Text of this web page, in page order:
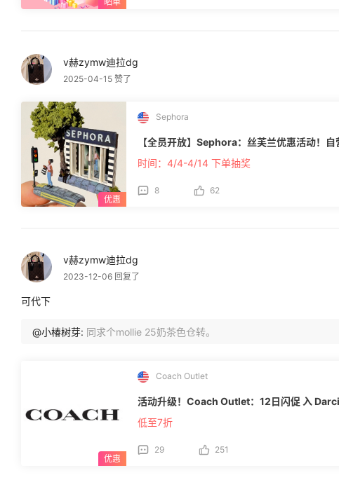
计消费总额须≥$2000），具体以55海淘公布为准；
下过单的跟帖用户领取（以跟到返利为准），且不能
榜单退货退款不予计算在内，禁止无意义刷单，一经
美金奖励均以返利券形式发放，需绑定于发放日之后
群领$7！新老用户皆有礼](https://
v赫zymw迪拉dg
2025-04-15 赞了
Sephora
【全员开放】Sephora：丝芙兰优惠活动！
时间：4/4-4/14 下单抽奖
8 62
v赫zymw迪拉dg
2023-12-06 回复了
可代下
@小椿树芽: 同求个mollie 25奶茶色仓转。
Coach Outlet
活动升级！Coach Outlet：12日闪促 入
低至7折
29 251